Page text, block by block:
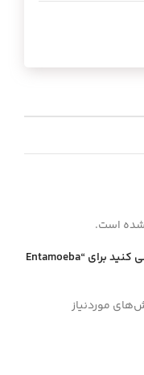
است.
اولین نفری باشید که دیدگاهی را ارسال می کنید برای “Entamoeba
موردنیاز